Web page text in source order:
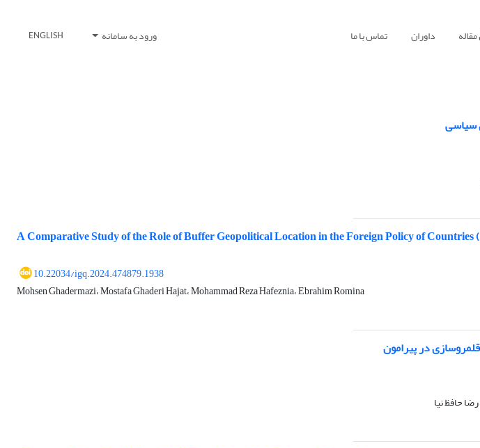
داوران تماس با ما ورود به سامانه ENGLISH
سیاسی
A Comparative Study of the Role of Buffer Geopolitical Location in the Foreign Policy of
10.22034/igq.2024.474879.1938
Mohsen Ghadermazi، Mostafa Ghaderi Hajat، Mohammad Reza Hafeznia، Ebrahim Romina
در پیرامون
حافظ نیا